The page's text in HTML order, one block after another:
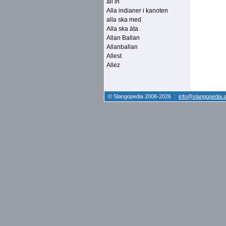
all in
Alla indianer i kanoten
alla ska med
Alla ska äta
Allan Ballan
Allanballan
Allest
Allez
© Slangopedia 2008-2026 :